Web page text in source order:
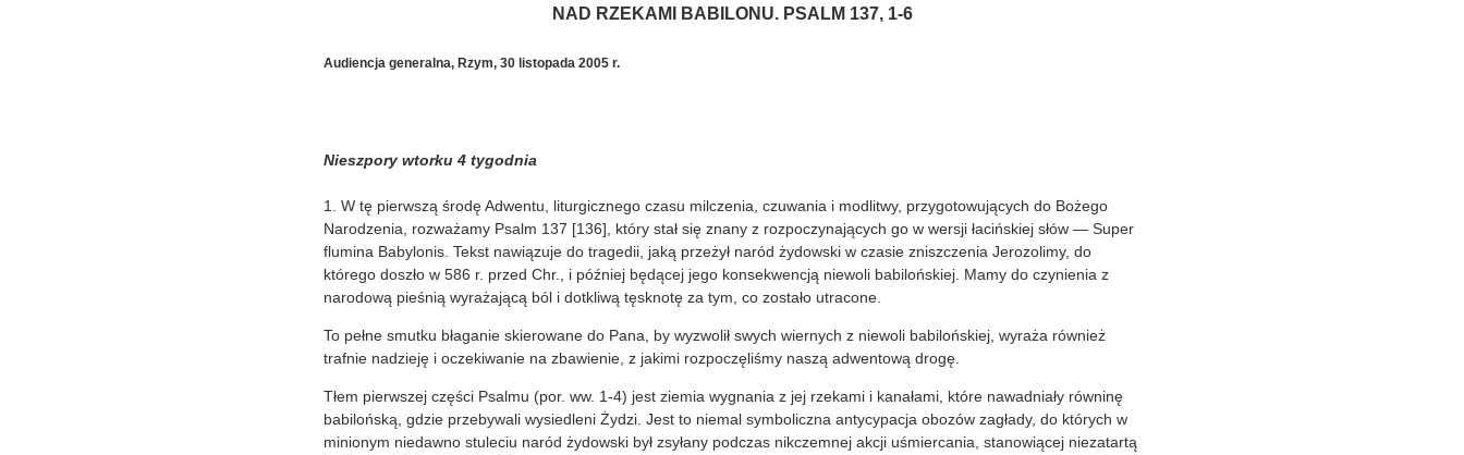
NAD RZEKAMI BABILONU. PSALM 137, 1-6
Audiencja generalna, Rzym, 30 listopada 2005 r.
Nieszpory wtorku 4 tygodnia
1. W tę pierwszą środę Adwentu, liturgicznego czasu milczenia, czuwania i modlitwy, przygotowujących do Bożego
Narodzenia, rozważamy Psalm 137 [136], który stał się znany z rozpoczynających go w wersji łacińskiej słów — Super
flumina Babylonis. Tekst nawiązuje do tragedii, jaką przeżył naród żydowski w czasie zniszczenia Jerozolimy, do
którego doszło w 586 r. przed Chr., i później będącej jego konsekwencją niewoli babilońskiej. Mamy do czynienia z
narodową pieśnią wyrażającą ból i dotkliwą tęsknotę za tym, co zostało utracone.
To pełne smutku błaganie skierowane do Pana, by wyzwolił swych wiernych z niewoli babilońskiej, wyraża również
trafnie nadzieję i oczekiwanie na zbawienie, z jakimi rozpoczęliśmy naszą adwentową drogę.
Tłem pierwszej części Psalmu (por. ww. 1-4) jest ziemia wygnania z jej rzekami i kanałami, które nawadniały równinę
babilońską, gdzie przebywali wysiedleni Żydzi. Jest to niemal symboliczna antycypacja obozów zagłady, do których w
minionym niedawno stuleciu naród żydowski był zsyłany podczas nikczemnej akcji uśmiercania, stanowiącej niezatartą